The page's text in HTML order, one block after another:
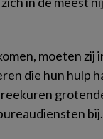
moeten zij
die hun hulp
bij.